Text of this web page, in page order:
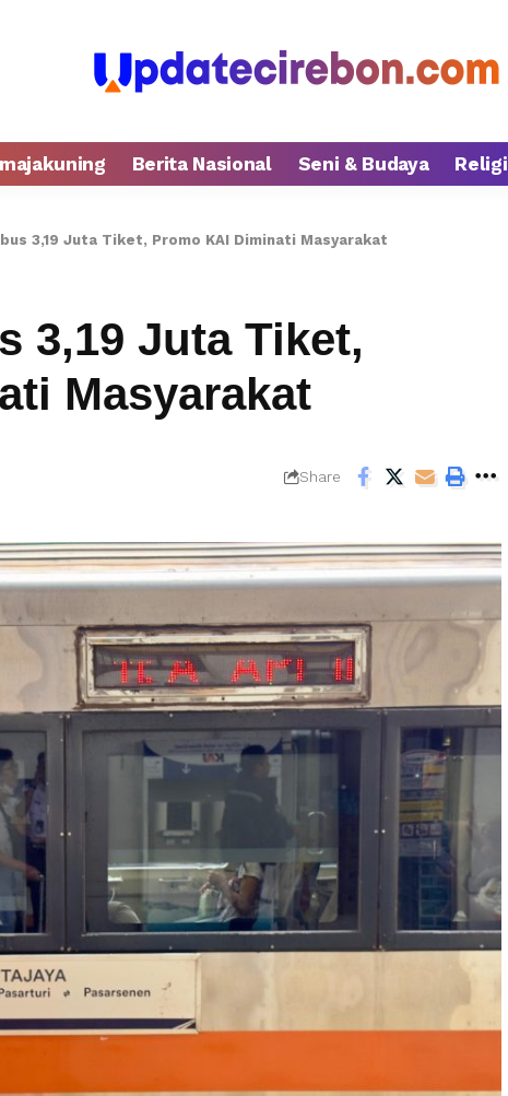
Berita Nasional Seni & Budaya Religi
3,19 Juta Tiket, Promo KAI Diminati Masyarakat
3,19 Juta Tiket,
Masyarakat
Share